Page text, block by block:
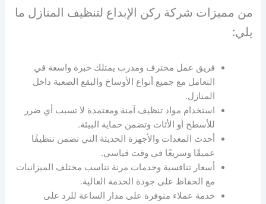
من مميزات شركة ركن الإبداع لتنظيف المنازل ما
يلي:
فريق عمل محترف ومدرب يمتلك خبرة واسعة في
التعامل مع جميع أنواع الأوساخ والبقع الصعبة داخل
المنازل.
استخدام مواد تنظيف آمنة ومعتمدة لا تسبب أي ضرر
للأسطح أو الأثاث وتضمن حماية البيئة.
أحدث المعدات والأجهزة الحديثة التي تضمن تنظيفًا
عميقًا وسريعًا في وقت قياسي.
أسعار تنافسية وخدمات مرنة تناسب مختلف الميزانيات
مع الحفاظ على جودة الخدمة العالية.
خدمة عملاء متوفرة على مدار الساعة للرد على